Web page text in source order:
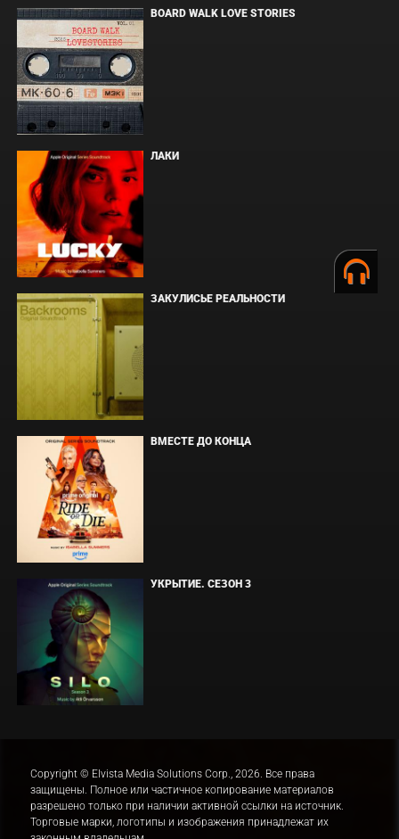
BOARD WALK LOVE STORIES
ЛАКИ
ЗАКУЛИСЬЕ РЕАЛЬНОСТИ
ВМЕСТЕ ДО КОНЦА
УКРЫТИЕ. СЕЗОН 3
Copyright © Elvista Media Solutions Corp., 2026. Все права
защищены. Полное или частичное копирование материалов
разрешено только при наличии активной ссылки на источник.
Торговые марки, логотипы и изображения принадлежат их